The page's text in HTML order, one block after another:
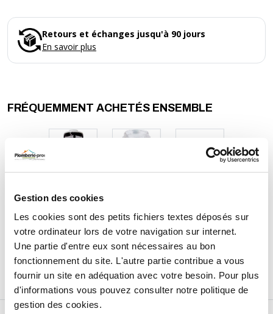
Gestion des cookies
Les cookies sont des petits fichiers textes déposés sur
votre ordinateur lors de votre navigation sur internet.
Une partie d'entre eux sont nécessaires au bon
fonctionnement du site. L'autre partie contribue a vous
fournir un site en adéquation avec votre besoin. Pour plus
d'informations vous pouvez consulter notre politique de
gestion des cookies.
Retours et échanges jusqu'à 90 jours
En savoir plus
FRÉQUEMMENT ACHETÉS ENSEMBLE
35,28
AJOUTER 3PRODUITSAU PANIER